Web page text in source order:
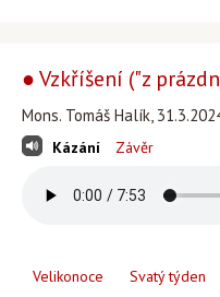
● Vzkříšení ("z
Mons. Tomáš Halík,
Kázání Závěr
Velikonoce Svatý týden